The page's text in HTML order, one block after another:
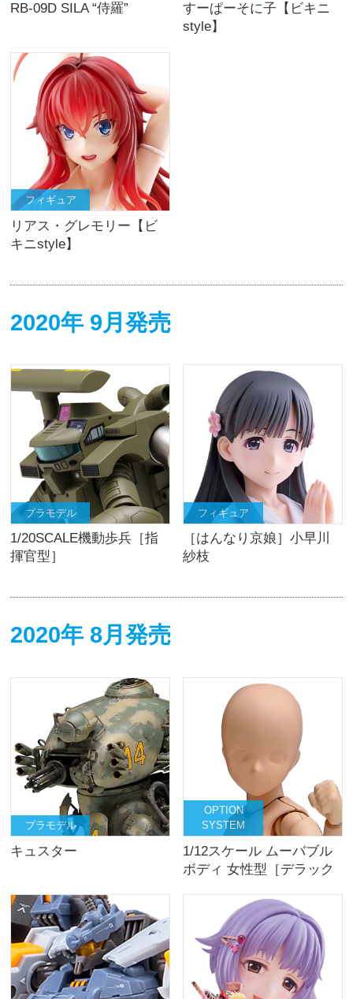
RB-09D SILA “侍羅”
すーぱーそに子【ビキニ
style】
フィギュア
リアス・グレモリー【ビ
キニstyle】
2020年 9月発売
プラモデル
1/20SCALE機動歩兵［指
揮官型］
フィギュア
［はんなり京娘］小早川
紗枝
2020年 8月発売
プラモデル
キュスター
OPTION
SYSTEM
1/12スケール ムーバブル
ボディ 女性型［デラック